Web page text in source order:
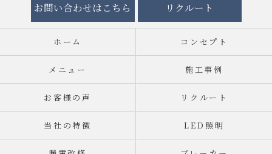
お問い合わせはこちら リクルート
ホーム コンセプト
メニュー 施工事例
お客様の声 リクルート
当社の特徴 LED照明